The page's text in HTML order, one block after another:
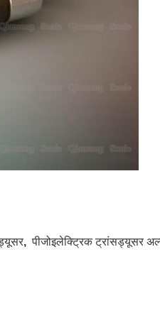
,पीजोइलेक्ट्रिक ट्रांसड्यूसर